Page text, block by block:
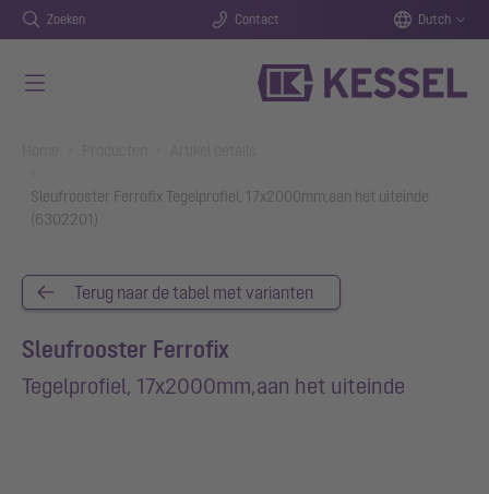
Zoeken Contact Dutch
Sleufrooster Ferrofix Tegelprofiel, 17x2000mm,aan het uiteinde
(6302201)
Terug naar de tabel met varianten
Sleufrooster Ferrofix
Tegelprofiel, 17x2000mm,aan het uiteinde